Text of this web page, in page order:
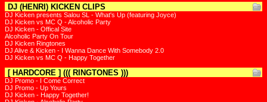
DJ (HENRI) KICKEN CLIPS
DJ Kicken presents Salou SL - What's Up (featuring Joyce)
DJ Kicken vs MC Q - Alcoholic Party
DJ Kicken - Offical Site
Alcoholic Party On Tour
DJ Kicken Ringtones
DJ Alive & Kicken - I Wanna Dance With Somebody 2.0
DJ Kicken vs MC Q - Happy Together
[ HARDCORE ] ((( RINGTONES )))
DJ Promo - I Come Correct
DJ Promo - Up Yours
DJ Kicken - Happy Together!